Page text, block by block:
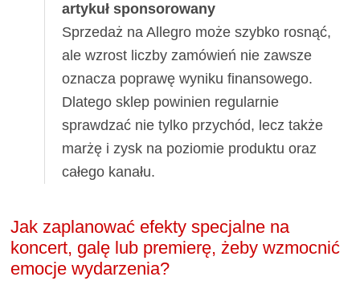
artykuł sponsorowany
Sprzedaż na Allegro może szybko rosnąć,
ale wzrost liczby zamówień nie zawsze
oznacza poprawę wyniku finansowego.
Dlatego sklep powinien regularnie
sprawdzać nie tylko przychód, lecz także
marżę i zysk na poziomie produktu oraz
całego kanału.
Jak zaplanować efekty specjalne na
koncert, galę lub premierę, żeby wzmocnić
emocje wydarzenia?